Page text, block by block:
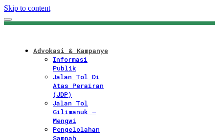
Skip to content
Advokasi & Kampanye
Informasi
Publik
Jalan Tol Di
Atas Perairan
(JDP)
Jalan Tol
Gilimanuk –
Mengwi
Pengelolahan
Sampah